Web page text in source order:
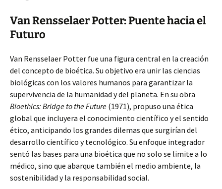
Van Rensselaer Potter: Puente hacia el
Futuro
Van Rensselaer Potter fue una figura central en la creación
del concepto de bioética. Su objetivo era unir las ciencias
biológicas con los valores humanos para garantizar la
supervivencia de la humanidad y del planeta. En su obra
Bioethics: Bridge to the Future (1971), propuso una ética
global que incluyera el conocimiento científico y el sentido
ético, anticipando los grandes dilemas que surgirían del
desarrollo científico y tecnológico. Su enfoque integrador
sentó las bases para una bioética que no solo se limite a lo
médico, sino que abarque también el medio ambiente, la
sostenibilidad y la responsabilidad social.